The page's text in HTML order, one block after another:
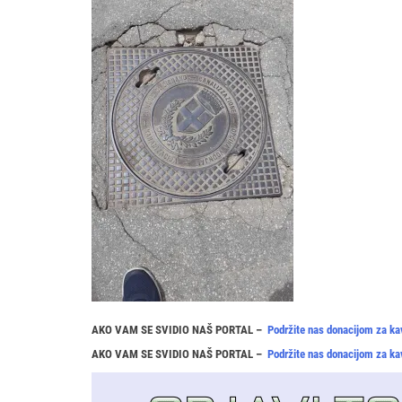
AKO VAM SE SVIDIO NAŠ PORTAL – Podržite nas donacijom za
AKO VAM SE SVIDIO NAŠ PORTAL – Podržite nas donacijom za